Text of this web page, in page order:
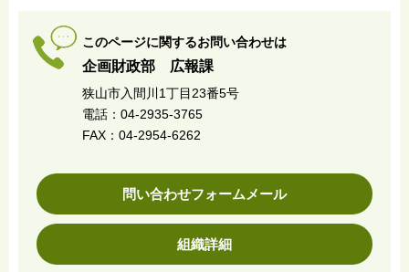
このページに関するお問い合わせは
企画財政部 広報課
狭山市入間川1丁目23番5号
電話：04-2935-3765
FAX：04-2954-6262
問い合わせフォームメール
組織詳細